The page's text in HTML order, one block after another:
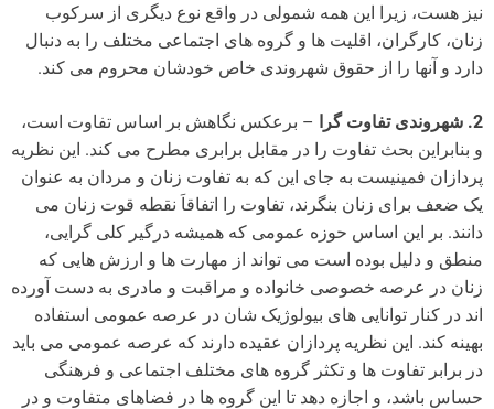
نیز هست، زیرا این همه شمولی در واقع نوع دیگری از سرکوب
زنان، کارگران، اقلیت ها و گروه های اجتماعی مختلف را به دنبال
دارد و آنها را از حقوق شهروندی خاص خودشان محروم می کند.
2. شهروندی تفاوت گرا
– برعکس نگاهش بر اساس تفاوت است،
و بنابراین بحث تفاوت را در مقابل برابری مطرح می کند. این نظریه
پردازان فمینیست به جای این که به تفاوت زنان و مردان به عنوان
یک ضعف برای زنان بنگرند، تفاوت را اتفاقاَ نقطه قوت زنان می
دانند. بر این اساس حوزه عمومی که همیشه درگیر کلی گرایی،
منطق و دلیل بوده است می تواند از مهارت ها و ارزش هایی که
زنان در عرصه خصوصی خانواده و مراقبت و مادری به دست آورده
اند در کنار توانایی های بیولوژیک شان در عرصه عمومی استفاده
بهینه کند. این نظریه پردازان عقیده دارند که عرصه عمومی می باید
در برابر تفاوت ها و تکثر گروه های مختلف اجتماعی و فرهنگی
حساس باشد، و اجازه دهد تا این گروه ها در فضاهای متفاوت و در